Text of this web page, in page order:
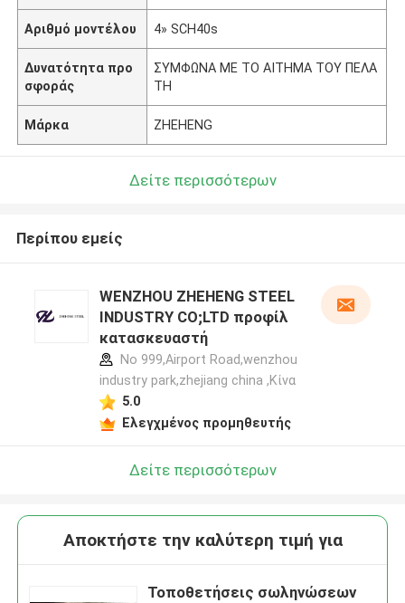
Αριθμό μοντέλου 4» SCH40s
Δυνατότητα προ
σφοράς
ΣΥΜΦΩΝΑ ΜΕ ΤΟ ΑΙΤΗΜΑ ΤΟΥ ΠΕΛΑ
ΤΗ
Μάρκα ZHEHENG
Δείτε περισσότερων
Περίπου εμείς
WENZHOU ZHEHENG STEEL
INDUSTRY CO;LTD προφίλ
κατασκευαστή
No 999,Airport Road,wenzhou
industry park,zhejiang china ,Κίνα
5.0
Ελεγχμένος προμηθευτής
Δείτε περισσότερων
Αποκτήστε την καλύτερη τιμή για
Τοποθετήσεις σωληνώσεων